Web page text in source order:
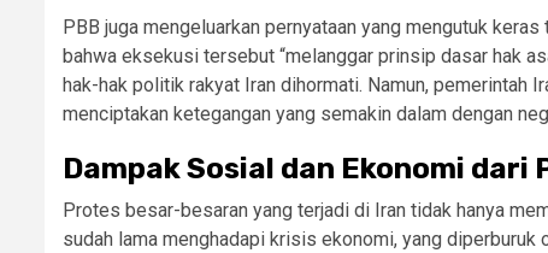
PBB juga mengeluarkan pernyataan yang mengutuk
bahwa eksekusi tersebut “melanggar prinsip dasar hak
hak-hak politik rakyat Iran dihormati. Namun, pemerintah
menciptakan ketegangan yang semakin dalam dengan
Dampak Sosial dan Ekonomi dari
Protes besar-besaran yang terjadi di Iran tidak hanya
sudah lama menghadapi krisis ekonomi, yang